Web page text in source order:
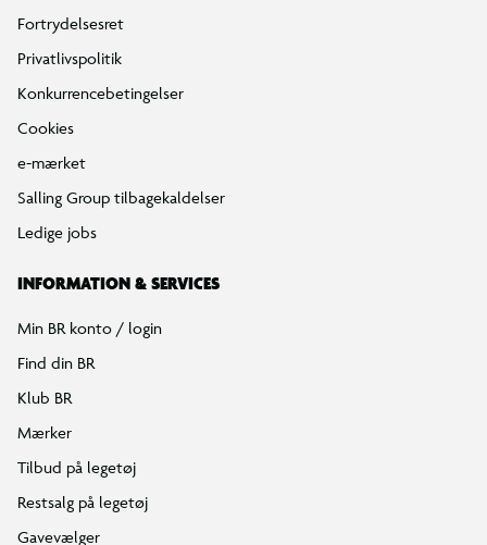
Fortrydelsesret
Privatlivspolitik
Konkurrencebetingelser
Cookies
e-mærket
Salling Group tilbagekaldelser
Ledige jobs
INFORMATION & SERVICES
Min BR konto / login
Find din BR
Klub BR
Mærker
Tilbud på legetøj
Restsalg på legetøj
Gavevælger